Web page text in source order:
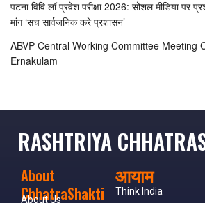
पटना विवि लॉ प्रवेश परीक्षा 2026: सोशल मीडिया पर
मांग ‘सच सार्वजनिक करे प्रशासन’
ABVP Central Working Committee Meeting
Ernakulam
RASHTRIYA
About
ChhatraShakti
About Us
आयाम
Think India